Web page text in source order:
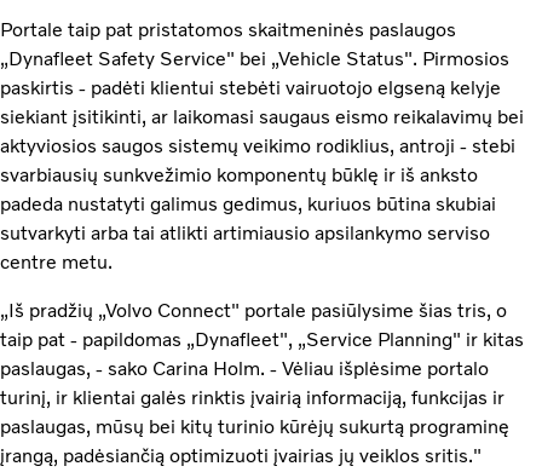
Portale taip pat pristatomos skaitmeninės paslaugos
„Dynafleet Safety Service" bei „Vehicle Status". Pirmosios
paskirtis - padėti klientui stebėti vairuotojo elgseną kelyje
siekiant įsitikinti, ar laikomasi saugaus eismo reikalavimų bei
aktyviosios saugos sistemų veikimo rodiklius, antroji - stebi
svarbiausių sunkvežimio komponentų būklę ir iš anksto
padeda nustatyti galimus gedimus, kuriuos būtina skubiai
sutvarkyti arba tai atlikti artimiausio apsilankymo serviso
centre metu.
„Iš pradžių „Volvo Connect" portale pasiūlysime šias tris, o
taip pat - papildomas „Dynafleet", „Service Planning" ir kitas
paslaugas, - sako Carina Holm. - Vėliau išplėsime portalo
turinį, ir klientai galės rinktis įvairią informaciją, funkcijas ir
paslaugas, mūsų bei kitų turinio kūrėjų sukurtą programinę
įrangą, padėsiančią optimizuoti įvairias jų veiklos sritis."